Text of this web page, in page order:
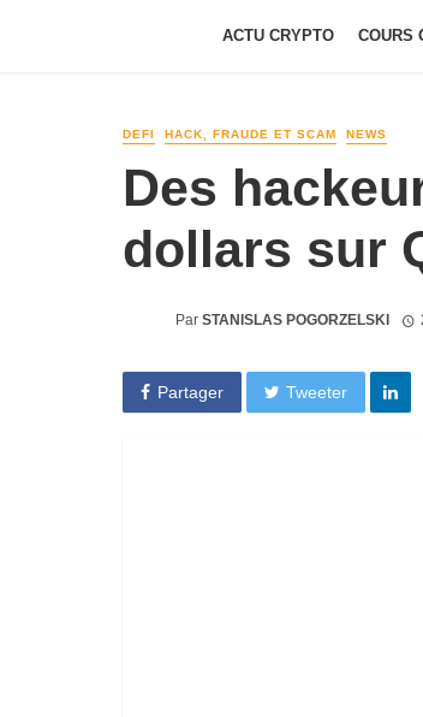
ACTU CRYPTO COURS
DEFI HACK, FRAUDE ET SCAM NEWS
Des
dollars sur
Par STANISLAS POGORZELSKI
Partager Tweeter